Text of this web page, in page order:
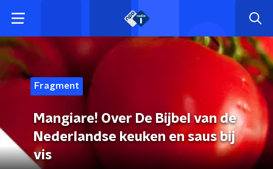
Fragment
Mangiare! Over De Bijbel van de
Nederlandse keuken en saus bij
vis